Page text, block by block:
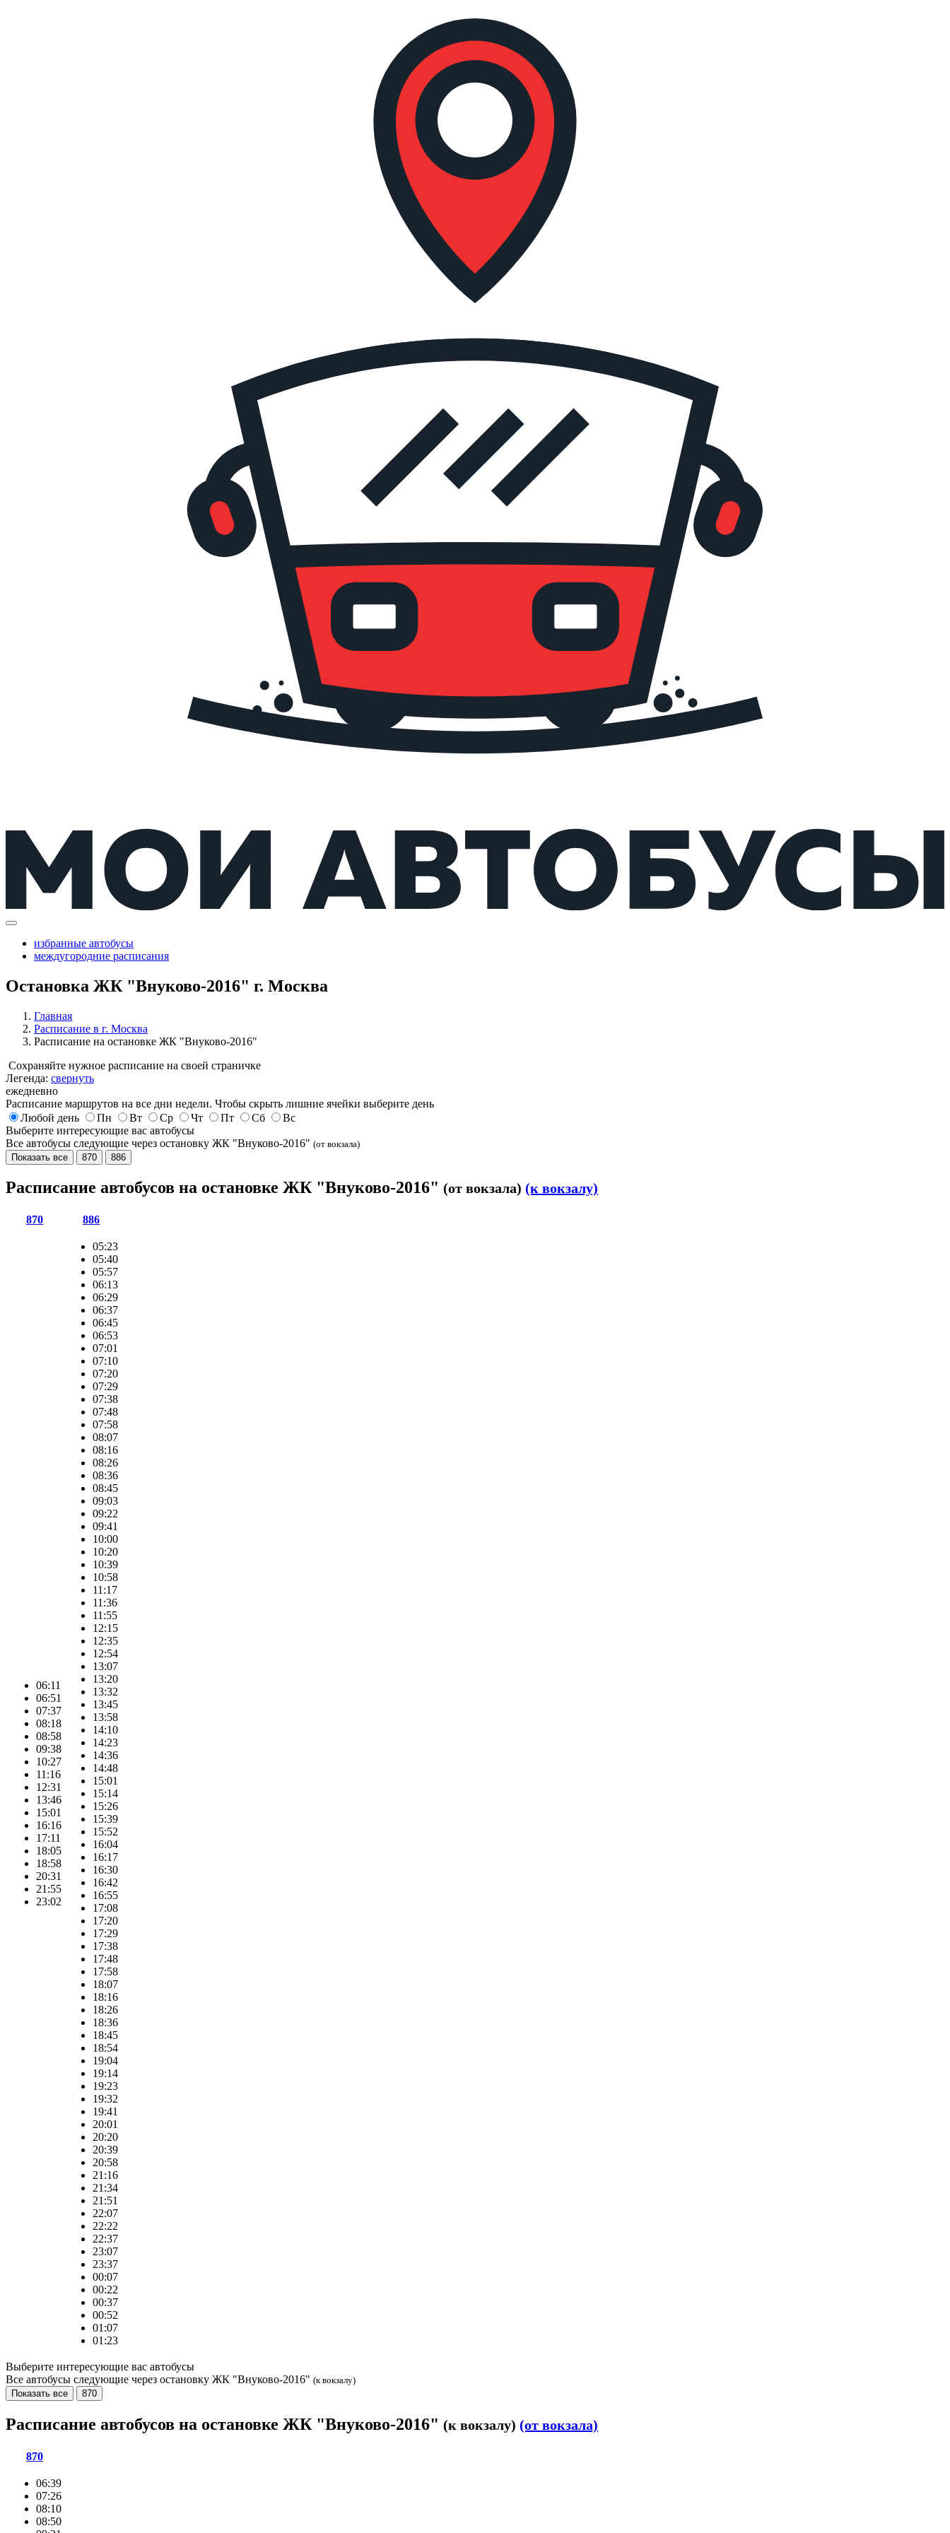
избранные автобусы
междугородние расписания
Остановка ЖК "Внуково-2016" г. Москва
Главная
Расписание в г. Москва
Расписание на остановке ЖК "Внуково-2016"
Сохраняйте нужное расписание на своей страничке
Легенда: свернуть
ежедневно
Расписание маршрутов на все дни недели. Чтобы скрыть лишние ячейки выберите день
Любой день
Пн Вт Ср Чт Пт Сб
Вс
Выберите интересующие вас автобусы
Все автобусы следующие через остановку ЖК "Внуково-2016" (от вокзала)
Показать все
870 886
Расписание автобусов на остановке ЖК "Внуково-2016" (от вокзала) (к вокзалу)
870 886
06:11
06:51
07:37
08:18
08:58
09:38
10:27
11:16
12:31
13:46
15:01
16:16
17:11
18:05
18:58
20:31
21:55
23:02
05:23
05:40
05:57
06:13
06:29
06:37
06:45
06:53
07:01
07:10
07:20
07:29
07:38
07:48
07:58
08:07
08:16
08:26
08:36
08:45
09:03
09:22
09:41
10:00
10:20
10:39
10:58
11:17
11:36
11:55
12:15
12:35
12:54
13:07
13:20
13:32
13:45
13:58
14:10
14:23
14:36
14:48
15:01
15:14
15:26
15:39
15:52
16:04
16:17
16:30
16:42
16:55
17:08
17:20
17:29
17:38
17:48
17:58
18:07
18:16
18:26
18:36
18:45
18:54
19:04
19:14
19:23
19:32
19:41
20:01
20:20
20:39
20:58
21:16
21:34
21:51
22:07
22:22
22:37
23:07
23:37
00:07
00:22
00:37
00:52
01:07
01:23
Выберите интересующие вас автобусы
Все автобусы следующие через остановку ЖК "Внуково-2016" (к вокзалу)
Показать все
870
Расписание автобусов на остановке ЖК "Внуково-2016" (к вокзалу) (от вокзала)
870
06:39
07:26
08:10
08:50